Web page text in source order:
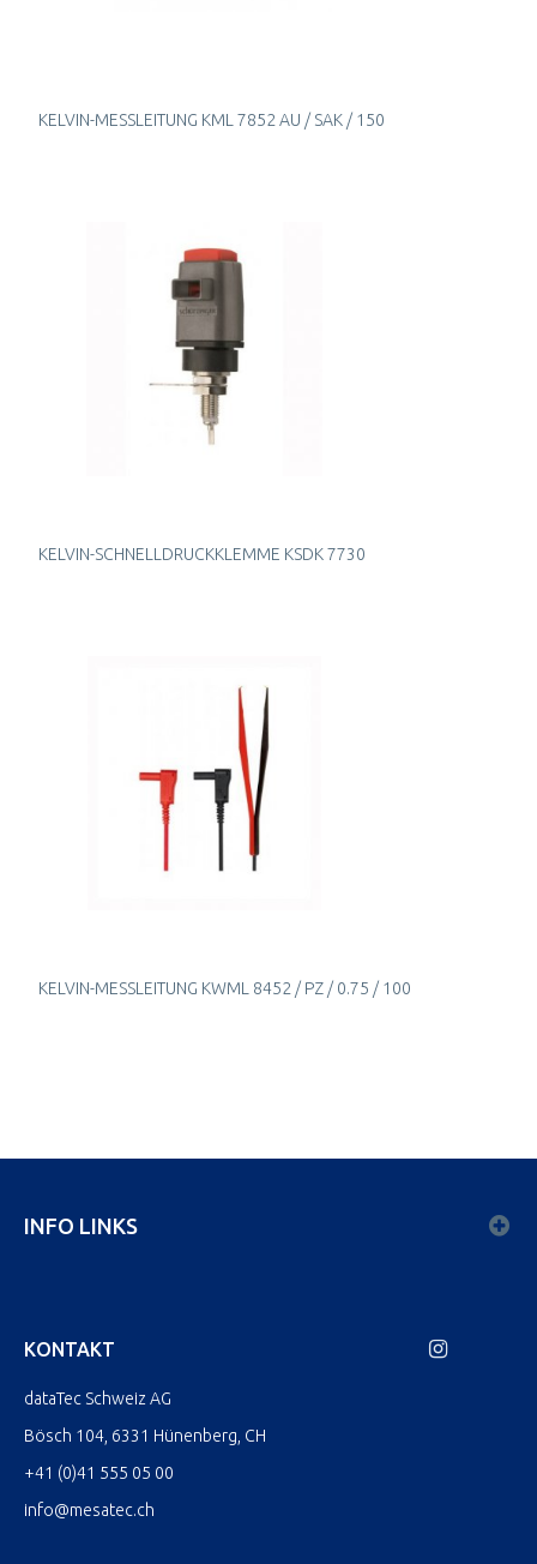
KELVIN-MESSLEITUNG KML 7852 AU / SAK / 150
KELVIN-SCHNELLDRUCKKLEMME KSDK 7730
KELVIN-MESSLEITUNG KWML 8452 / PZ / 0.75 / 100
INFO LINKS
KONTAKT
dataTec Schweiz AG
Bösch 104, 6331 Hünenberg, CH
+41 (0)41 555 05 00
info@mesatec.ch